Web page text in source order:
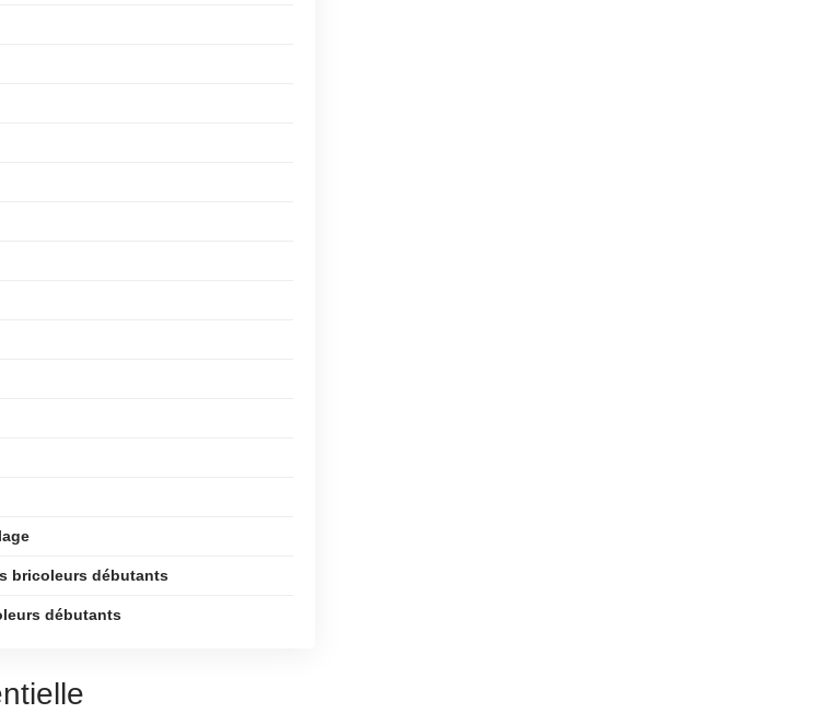
bricoleurs débutants
débutants